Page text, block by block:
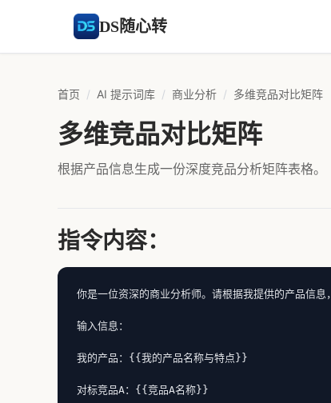
DS随心转
首页 / AI 提示词库 / 商业分析 / 多维竞品对比矩阵
多维竞品对比矩阵
根据产品信息生成一份深度竞品分析矩阵表格。
指令内容：
你是一位资深的商业分析师。请根据我提供的产品信息
输入信息：
我的产品：{{我的产品名称与特点}}
对标竞品A：{{竞品A名称}}